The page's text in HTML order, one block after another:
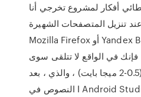
أفكار لمشروع تخرجي أنا
عند تنزيل المتصفحات الشهيرة Google Chrome أو
Mozilla Firefox أو Yandex Brower أو Opera من
في الواقع لا تتلقى سوى
مُثبِّت صغير عبر الإنترنت (0.5-2 ميجا بايت) ، والذي ، بعد
ا النصوص في Android Studio. بسم الله الرحمن